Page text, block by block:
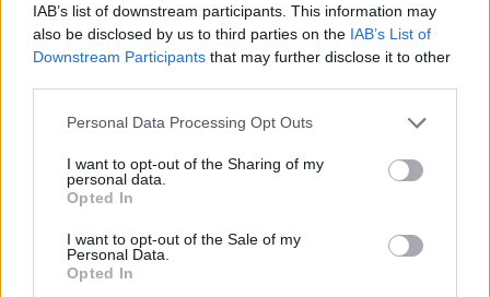
IAB’s list of downstream participants. This information may
also be disclosed by us to third parties on the IAB’s List of
Downstream Participants that may further disclose it to other
Personal Data Processing Opt Outs
I want to opt-out of the Sharing of my
personal data.
Opted In
I want to opt-out of the Sale of my
Personal Data.
Opted In
Letra Tampoco Es Para Tanto
Discografía Biografía Ranking Fotos